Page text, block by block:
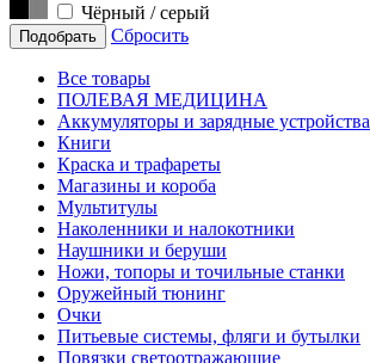
Чёрный / серый
Подобрать Сбросить
Все товары
ПОЛЕВАЯ МЕДИЦИНА
Аккумуляторы и зарядные устройства
Книги
Краска и трафареты
Магазины и короба
Мультитулы
Наколенники и налокотники
Наушники и беруши
Ножи, топоры и точильные станки
Оружейный тюнинг
Очки
Питьевые системы, фляги и бутылки
Повязки светоотражающие